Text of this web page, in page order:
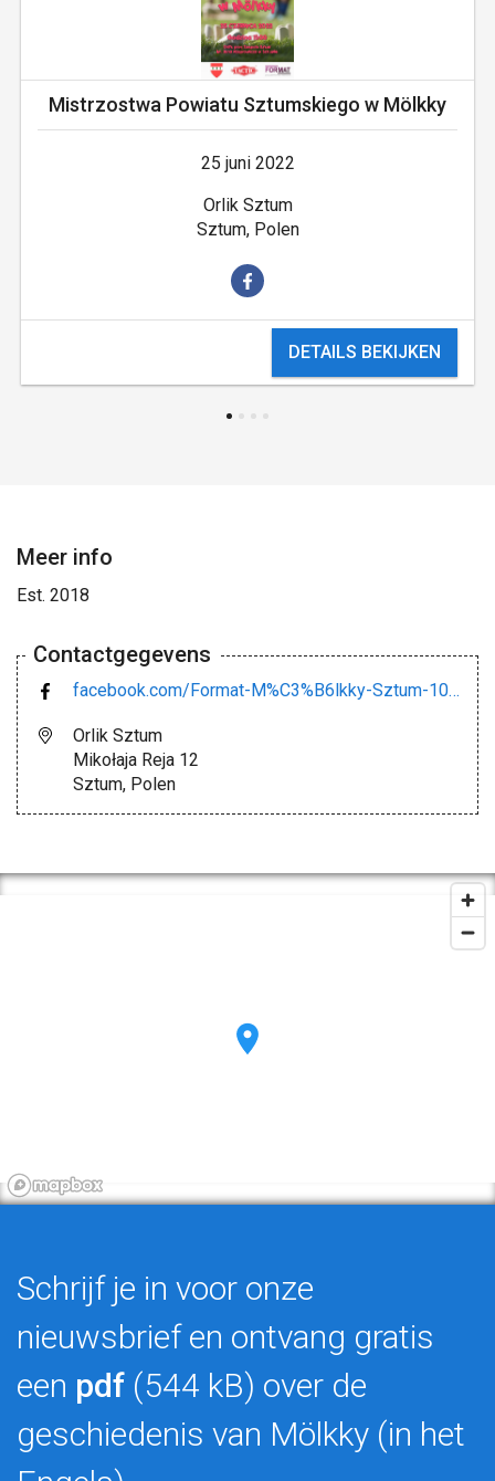
Mistrzostwa Powiatu Sztumskiego w Mölkky
25 juni 2022
Orlik Sztum
Sztum, Polen
DETAILS BEKIJKEN
Meer info
Est. 2018
Contactgegevens
facebook.com/Format-M%C3%B6lkky-Sztum-100229386020936
Orlik Sztum
Mikołaja Reja 12
Sztum, Polen
Schrijf je in voor onze
nieuwsbrief en ontvang gratis
een pdf (544 kB) over de
geschiedenis van Mölkky (in het